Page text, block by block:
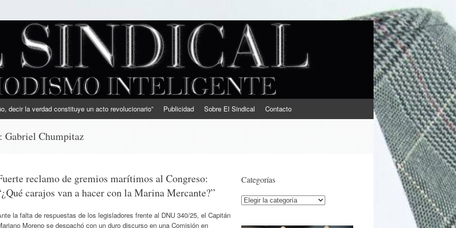
decir la verdad constituye un acto revolucionario” Publicidad Sobre El Sindical Contacto
Gabriel Chumpitaz
reclamo de gremios marítimos al Congreso:
carajos van a hacer con la Marina Mercante?”
la falta de respuestas de los legisladores frente al DNU 340/25, el Capitán
Moreno se despachó con un duro discurso en una Comisión en
Categorías
Categorías